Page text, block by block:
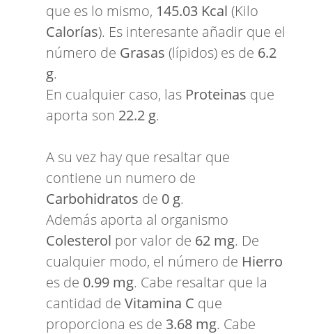
que es lo mismo, 145.03 Kcal (Kilo
Calorías). Es interesante añadir que el
número de Grasas (lípidos) es de 6.2
g.
En cualquier caso, las Proteinas que
aporta son 22.2 g.
A su vez hay que resaltar que
contiene un numero de
Carbohidratos de 0 g.
Además aporta al organismo
Colesterol por valor de 62 mg. De
cualquier modo, el número de Hierro
es de 0.99 mg. Cabe resaltar que la
cantidad de Vitamina C que
proporciona es de 3.68 mg. Cabe